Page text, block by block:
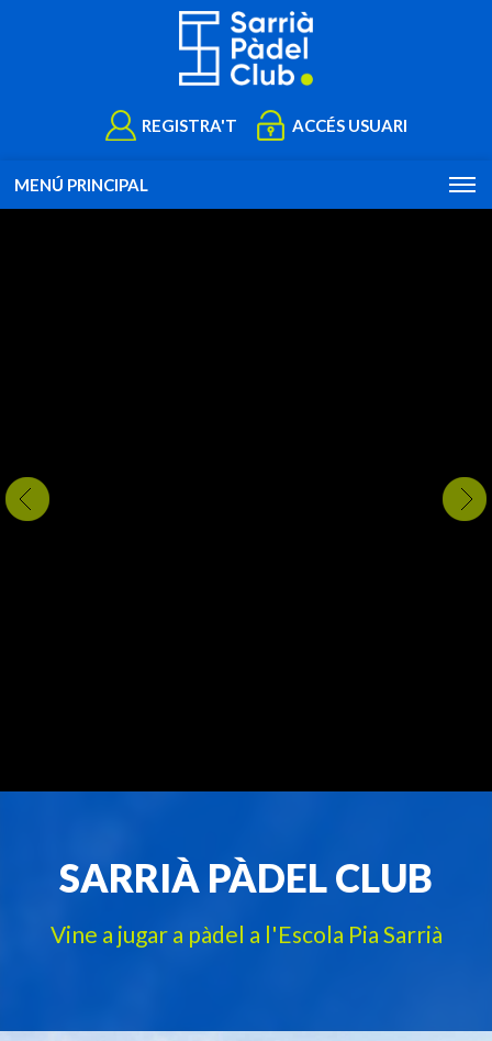
REGISTRA'T ACCÉS USUARI
MENÚ PRINCIPAL
SARRIÀ PÀDEL CLUB
Vine a jugar a pàdel a l'Escola Pia Sarrià